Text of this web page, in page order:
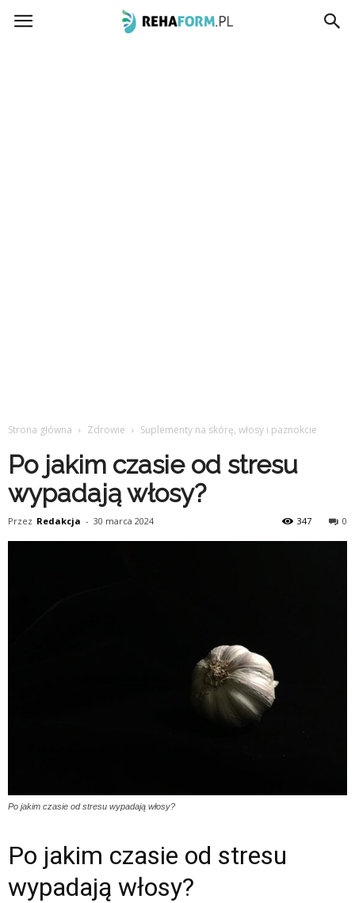
www.rehaform.pl
Strona główna Zdrowie Suplementy na skórę, włosy i paznokcie
Po jakim czasie od stresu
wypadają włosy?
Przez Redakcja - 30 marca 2024 0
347
Po jakim czasie od stresu wypadają włosy?
Po jakim czasie od stresu
wypadają włosy?